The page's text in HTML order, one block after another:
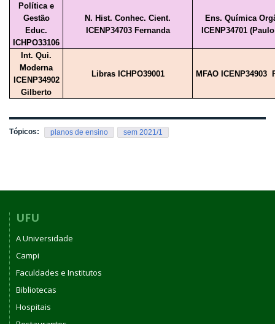
Política e
Gestão
Educ.
ICHPO33106
N. Hist. Conhec. Cient.
ICENP34703 Fernanda
Ens. Química
ICENP34701
Int. Qui.
Moderna
ICENP34902
Gilberto
Libras ICHPO39001 MFAO ICENP34903
Tópicos: planos de ensino sem 2021/1
UFU
A Universidade
Campi
Faculdades e Institutos
Bibliotecas
Hospitais